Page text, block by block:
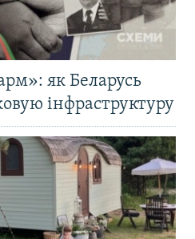
як Беларусь
інфраструктуру